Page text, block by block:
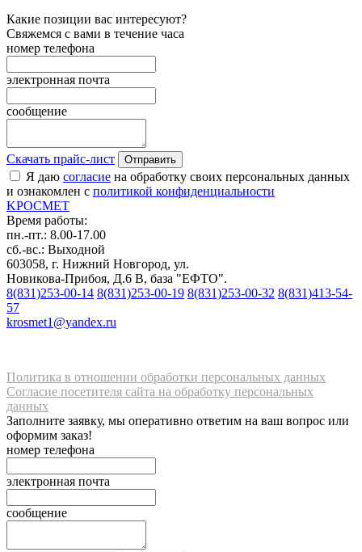
Какие позиции вас интересуют?
Свяжемся с вами в течение часа
номер телефона
электронная почта
сообщение
Скачать прайс-лист Отправить
Я даю согласие на обработку своих персональных данных
и ознакомлен с политикой конфиденциальности
KРОСМЕТ
Время работы:
пн.-пт.: 8.00-17.00
сб.-вс.: Выходной
603058, г. Нижний Новгород, ул.
Новикова-Прибоя, Д.6 В, база "ЕФТО".
8(831)253-00-14 8(831)253-00-19 8(831)253-00-32 8(831)413-54-
57
krosmet1@yandex.ru
Политика в отношении обработки персональных данных
Согласие посетителя сайта на обработку персональных
данных
Заполните заявку, мы оперативно ответим на ваш вопрос или
оформим заказ!
номер телефона
электронная почта
сообщение